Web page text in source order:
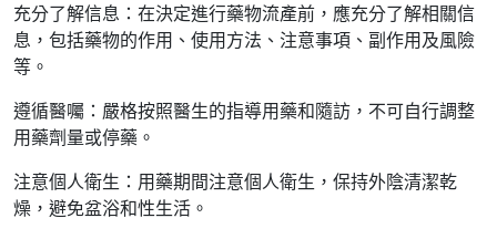
充分了解信息：在決定進行藥物流產前，應充分了解相關信
息，包括藥物的作用、使用方法、注意事項、副作用及風險
等。
遵循醫囑：嚴格按照醫生的指導用藥和隨訪，不可自行調整
用藥劑量或停藥。
注意個人衛生：用藥期間注意個人衛生，保持外陰清潔乾
燥，避免盆浴和性生活。